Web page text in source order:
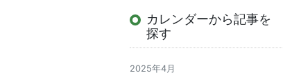
カレンダーから記事を
探す
2025年4月